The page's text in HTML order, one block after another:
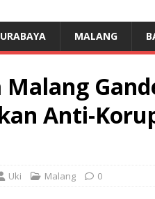
MALANG
Anti-
Uki Malang 0